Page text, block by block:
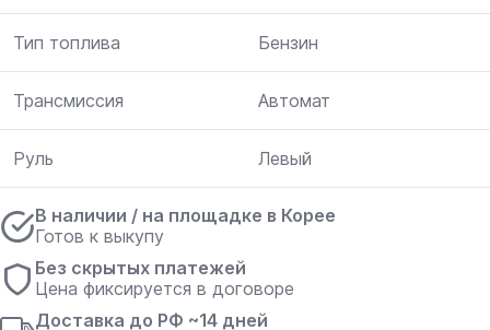
Тип топлива Бензин
Трансмиссия Автомат
Руль Левый
В наличии / на площадке в Корее
Готов к выкупу
Без скрытых платежей
Цена фиксируется в договоре
Доставка до РФ ~14 дней